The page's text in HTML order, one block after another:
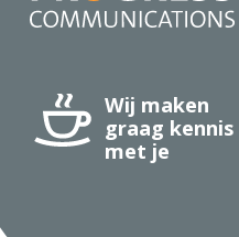
Wij maken
graag kennis
met je